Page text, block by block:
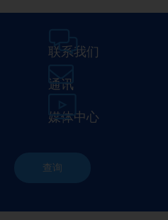
联系我们
通讯
媒体中心
查询